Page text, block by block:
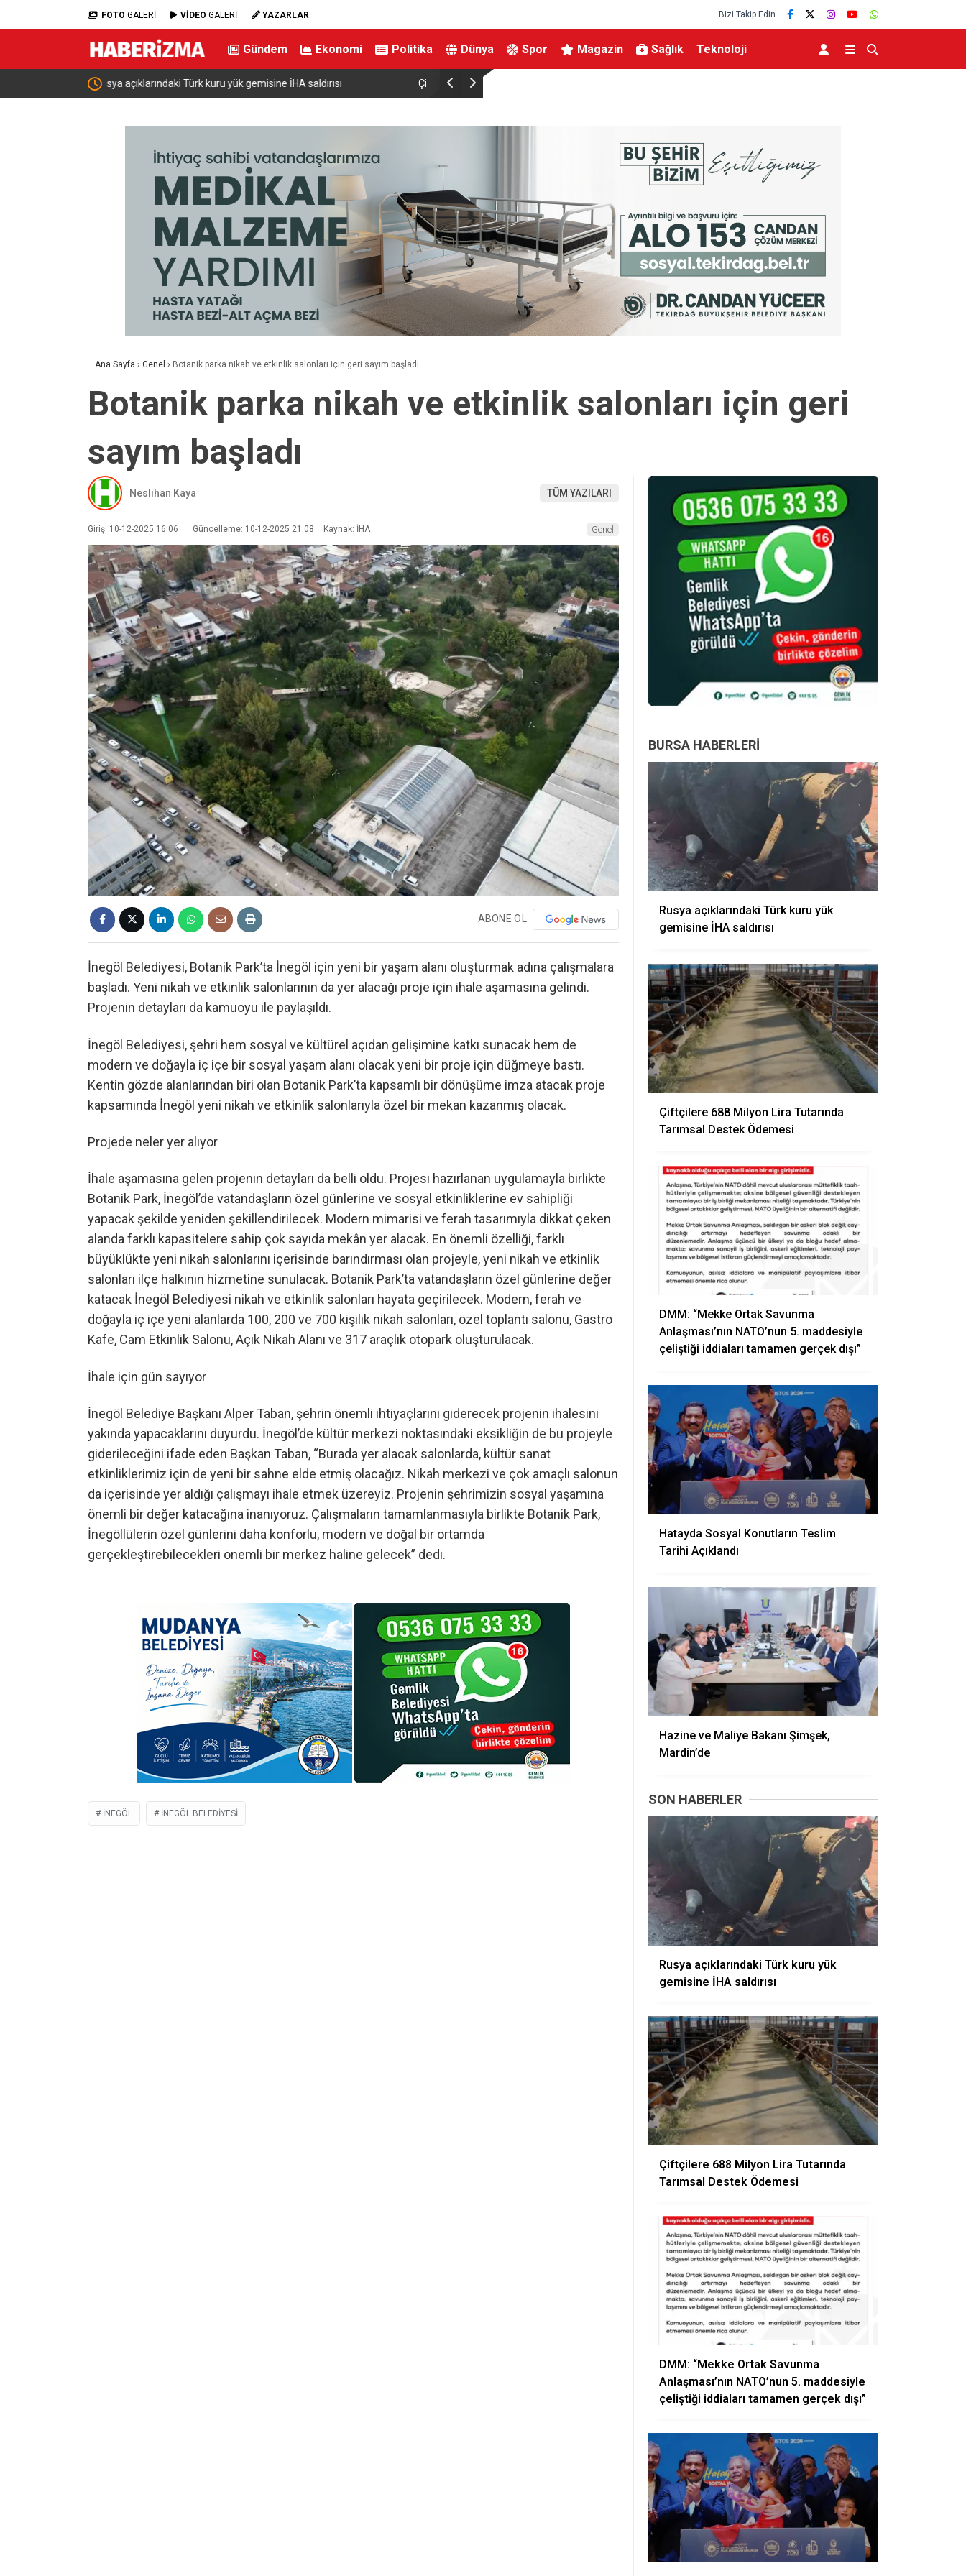
FOTO GALERİ VİDEO GALERİ YAZARLAR Bizi Takip Edin
Gündem Ekonomi Politika Dünya Spor Magazin Sağlık Teknoloji
Çiftçilere 688 Milyon Lira Tutarında Tarımsal Destek Ödemesi DMM: “Mekke Ortak Savunma Anlaşması’nın NATO’nun 5. maddesiyle
Ana Sayfa › Genel › Botanik parka nikah ve etkinlik salonları için geri sayım başladı
Botanik parka nikah ve etkinlik salonları için geri
sayım başladı
Neslihan Kaya TÜM YAZILARI
Giriş: 10-12-2025 16:06 Güncelleme: 10-12-2025 21:08 Kaynak: İHA Genel
ABONE OL
İnegöl Belediyesi, Botanik Park’ta İnegöl için yeni bir yaşam alanı oluşturmak adına çalışmalara
başladı. Yeni nikah ve etkinlik salonlarının da yer alacağı proje için ihale aşamasına gelindi.
Projenin detayları da kamuoyu ile paylaşıldı.
İnegöl Belediyesi, şehri hem sosyal ve kültürel açıdan gelişimine katkı sunacak hem de
modern ve doğayla iç içe bir sosyal yaşam alanı olacak yeni bir proje için düğmeye bastı.
Kentin gözde alanlarından biri olan Botanik Park’ta kapsamlı bir dönüşüme imza atacak proje
kapsamında İnegöl yeni nikah ve etkinlik salonlarıyla özel bir mekan kazanmış olacak.
Projede neler yer alıyor
İhale aşamasına gelen projenin detayları da belli oldu. Projesi hazırlanan uygulamayla birlikte
Botanik Park, İnegöl’de vatandaşların özel günlerine ve sosyal etkinliklerine ev sahipliği
yapacak şekilde yeniden şekillendirilecek. Modern mimarisi ve ferah tasarımıyla dikkat çeken
alanda farklı kapasitelere sahip çok sayıda mekân yer alacak. En önemli özelliği, farklı
büyüklükte yeni nikah salonlarını içerisinde barındırması olan projeyle, yeni nikah ve etkinlik
salonları ilçe halkının hizmetine sunulacak. Botanik Park’ta vatandaşların özel günlerine değer
katacak İnegöl Belediyesi nikah ve etkinlik salonları hayata geçirilecek. Modern, ferah ve
doğayla iç içe yeni alanlarda 100, 200 ve 700 kişilik nikah salonları, özel toplantı salonu, Gastro
Kafe, Cam Etkinlik Salonu, Açık Nikah Alanı ve 317 araçlık otopark oluşturulacak.
İhale için gün sayıyor
İnegöl Belediye Başkanı Alper Taban, şehrin önemli ihtiyaçlarını giderecek projenin ihalesini
yakında yapacaklarını duyurdu. İnegöl’de kültür merkezi noktasındaki eksikliğin de bu projeyle
giderileceğini ifade eden Başkan Taban, “Burada yer alacak salonlarda, kültür sanat
etkinliklerimiz için de yeni bir sahne elde etmiş olacağız. Nikah merkezi ve çok amaçlı salonun
da içerisinde yer aldığı çalışmayı ihale etmek üzereyiz. Projenin şehrimizin sosyal yaşamına
önemli bir değer katacağına inanıyoruz. Çalışmaların tamamlanmasıyla birlikte Botanik Park,
İnegöllülerin özel günlerini daha konforlu, modern ve doğal bir ortamda
gerçekleştirebilecekleri önemli bir merkez haline gelecek” dedi.
İNEGÖL İNEGÖL BELEDIYESI
BURSA HABERLERI
Rusya açıklarındaki Türk kuru yük
gemisine İHA saldırısı
Çiftçilere 688 Milyon Lira Tutarında
Tarımsal Destek Ödemesi
DMM: “Mekke Ortak Savunma
Anlaşması’nın NATO’nun 5. maddesiyle
çeliştiği iddiaları tamamen gerçek dışı”
Hatayda Sosyal Konutların Teslim
Tarihi Açıklandı
Hazine ve Maliye Bakanı Şimşek,
Mardin’de
SON HABERLER
Rusya açıklarındaki Türk kuru yük
gemisine İHA saldırısı
Çiftçilere 688 Milyon Lira Tutarında
Tarımsal Destek Ödemesi
DMM: “Mekke Ortak Savunma
Anlaşması’nın NATO’nun 5. maddesiyle
çeliştiği iddiaları tamamen gerçek dışı”